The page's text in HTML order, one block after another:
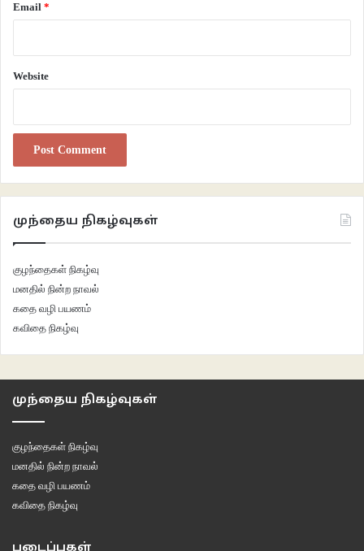
Email *
Website
முந்தைய நிகழ்வுகள்
குழந்தைகள் நிகழ்வு
மனதில் நின்ற நாவல்
கதை வழி பயணம்
கவிதை நிகழ்வு
முந்தைய நிகழ்வுகள்
குழந்தைகள் நிகழ்வு
மனதில் நின்ற நாவல்
கதை வழி பயணம்
கவிதை நிகழ்வு